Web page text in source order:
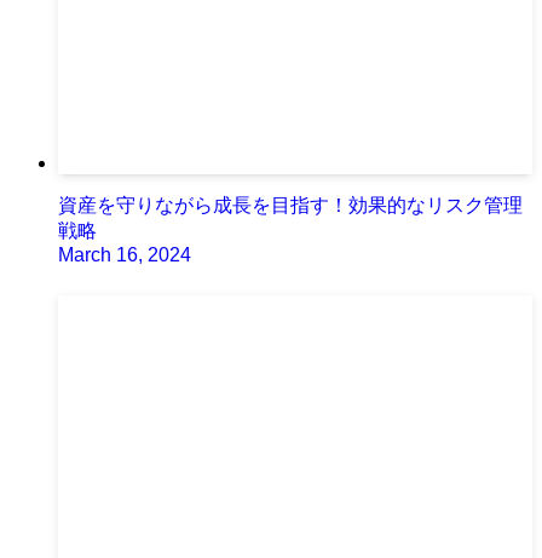
資産を守りながら成長を目指す！効果的なリスク管理
戦略
March 16, 2024